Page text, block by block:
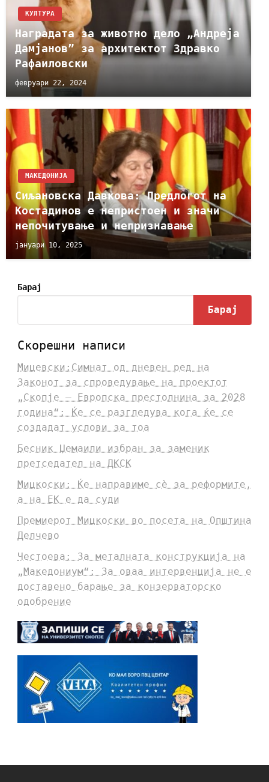
КУЛТУРА
Наградата за животно дело „Андреја
Дамјанов” за архитектот Здравко
Рафаиловски
февруари 22, 2024
МАКЕДОНИЈА
Сиљановска Давкова: Предлогот на
Костадинов е непристоен и значи
непочитување и непризнавање
јануари 10, 2025
Барај
Барај
Скорешни написи
Мицевски:Симнат од дневен ред на
Законот за спроведување на проектот
„Скопје – Европска престолнина за 2028
година“: Ќе се разгледува кога ќе се
создадат услови за тоа
Бесник Џемаили избран за заменик
претседател на ДКСК
Мицкоски: Ќе направиме сè за реформите,
а на ЕК е да суди
Премиерот Мицкоски во посета на Општина
Делчево
Честоева: За металната конструкција на
„Македониум“: За оваа интервенција не е
доставено барање за конзерваторско
одобрение